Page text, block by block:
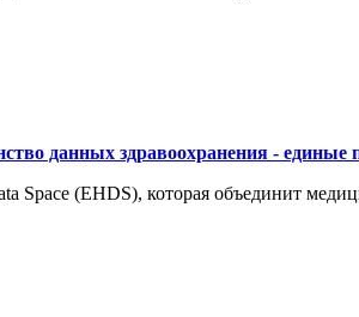
данных здравоохранения -
Space (EHDS), которая объединит